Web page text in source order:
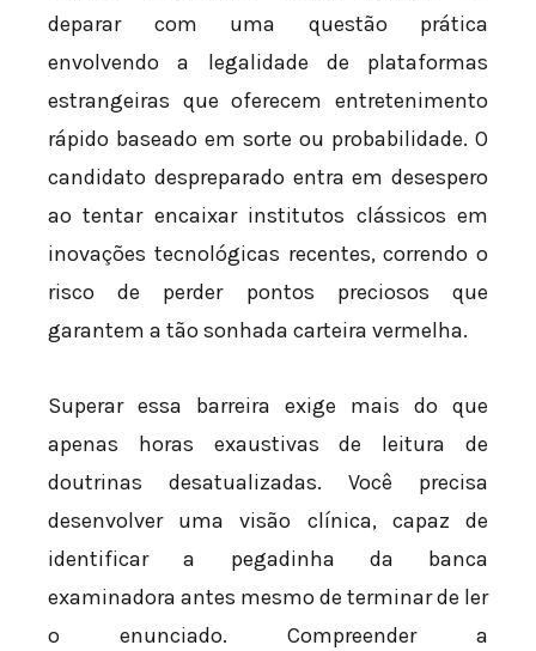
deparar com uma questão prática
envolvendo a legalidade de plataformas
estrangeiras que oferecem entretenimento
rápido baseado em sorte ou probabilidade. O
candidato despreparado entra em desespero
ao tentar encaixar institutos clássicos em
inovações tecnológicas recentes, correndo o
risco de perder pontos preciosos que
garantem a tão sonhada carteira vermelha.
Superar essa barreira exige mais do que
apenas horas exaustivas de leitura de
doutrinas desatualizadas. Você precisa
desenvolver uma visão clínica, capaz de
identificar a pegadinha da banca
examinadora antes mesmo de terminar de ler
o enunciado. Compreender a